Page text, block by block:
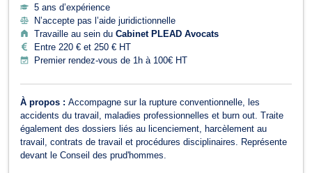
5 ans d’expérience
N’accepte pas l’aide juridictionnelle
Travaille au sein du Cabinet PLEAD Avocats
Entre 220 € et 250 € HT
Premier rendez-vous de 1h à 100€ HT
À propos : Accompagne sur la rupture conventionnelle, les
accidents du travail, maladies professionnelles et burn out. Traite
également des dossiers liés au licenciement, harcèlement au
travail, contrats de travail et procédures disciplinaires. Représente
devant le Conseil des prud'hommes.